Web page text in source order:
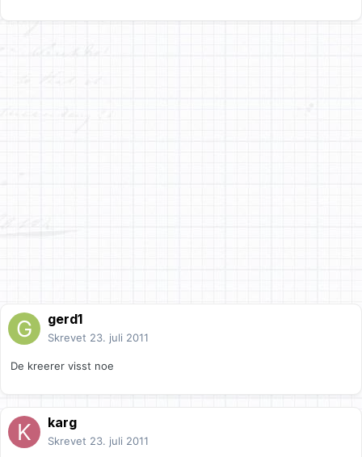
gerd1
Skrevet 23. juli 2011
De kreerer visst noe
karg
Skrevet 23. juli 2011